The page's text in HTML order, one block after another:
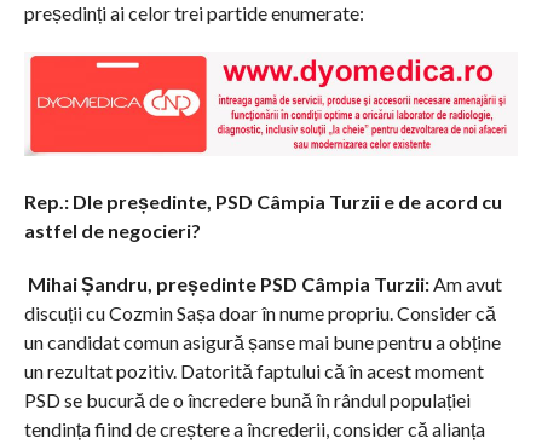
președinți ai celor trei partide enumerate:
Rep.: Dle președinte, PSD Câmpia Turzii e de acord cu
astfel de negocieri?
Mihai Șandru, președinte PSD Câmpia Turzii: Am avut
discuții cu Cozmin Sașa doar în nume propriu. Consider că
un candidat comun asigură șanse mai bune pentru a obține
un rezultat pozitiv. Datorită faptului că în acest moment
PSD se bucură de o încredere bună în rândul populației
tendința fiind de creștere a încrederii, consider că alianța